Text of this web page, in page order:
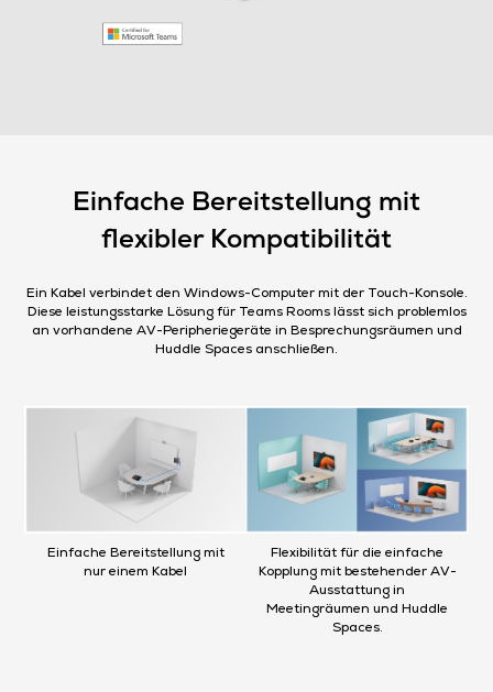
Einfache Bereitstellung mit
flexibler Kompatibilität
Ein Kabel verbindet den Windows-Computer mit der Touch-Konsole.
Diese leistungsstarke Lösung für Teams Rooms lässt sich problemlos
an vorhandene AV-Peripheriegeräte in Besprechungsräumen und
Huddle Spaces anschließen.​
Einfache Bereitstellung mit
nur einem Kabel
Flexibilität für die einfache
Kopplung mit bestehender AV-
Ausstattung in
Meetingräumen und Huddle
Spaces.